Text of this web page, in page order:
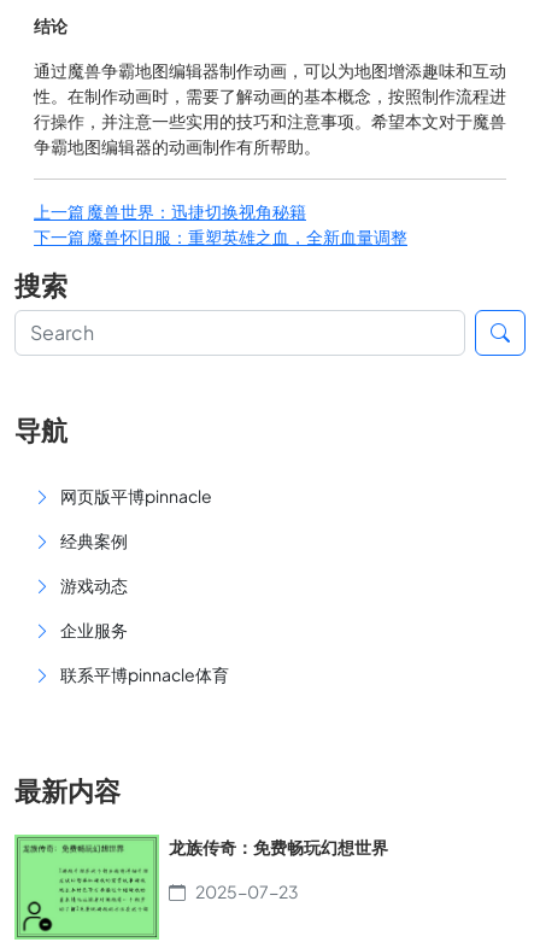
结论
通过魔兽争霸地图编辑器制作动画，可以为地图增添趣味和互动
性。在制作动画时，需要了解动画的基本概念，按照制作流程进
行操作，并注意一些实用的技巧和注意事项。希望本文对于魔兽
争霸地图编辑器的动画制作有所帮助。
上一篇魔兽世界：迅捷切换视角秘籍
下一篇魔兽怀旧服：重塑英雄之血，全新血量调整
搜索
导航
网页版平博pinnacle
经典案例
游戏动态
企业服务
联系平博pinnacle体育
最新内容
龙族传奇：免费畅玩幻想世界
2025-07-23